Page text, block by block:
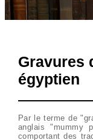
Gravures
égyptien
Par le terme de
anglais "mummy
comportant des